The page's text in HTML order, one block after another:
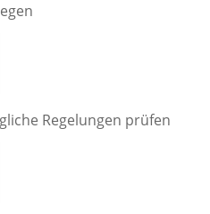
Regelungen prüfen